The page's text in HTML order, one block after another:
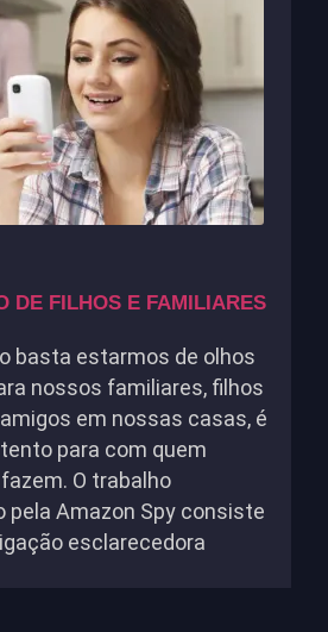
DE FILHOS E FAMILIARES
basta estarmos de olhos
nossos familiares, filhos
em nossas casas, é
para com quem
O trabalho
pela Amazon Spy consiste
esclarecedora